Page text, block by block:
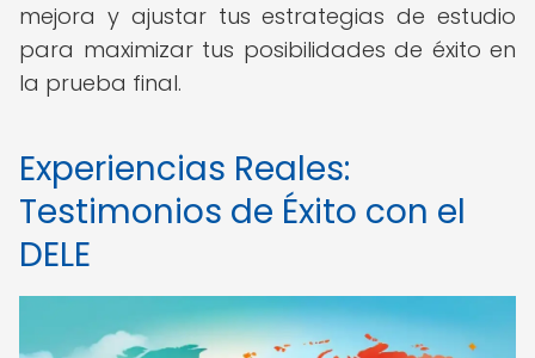
mejora y ajustar tus estrategias de estudio
para maximizar tus posibilidades de éxito en
la prueba final.
Experiencias Reales:
Testimonios de Éxito con el
DELE